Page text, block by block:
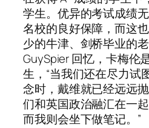
学生。优异的考试成绩
名校的良好保障，而这
少的牛津、剑桥毕业的
GuySpier 回忆，卡梅伦
生，“当我们还在尽力试
念时，戴维就已经远远
们和英国政治融汇在一
而我则会坐下做笔记。”